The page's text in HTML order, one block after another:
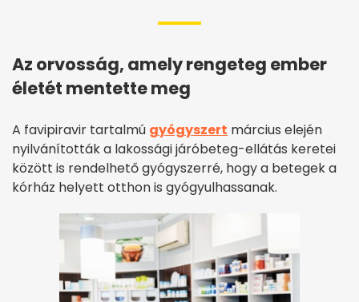
Az orvosság, amely rengeteg ember
életét mentette meg
A favipiravir tartalmú gyógyszert március elején
nyilvánították a lakossági járóbeteg-ellátás keretei
között is rendelhető gyógyszerré, hogy a betegek a
kórház helyett otthon is gyógyulhassanak.